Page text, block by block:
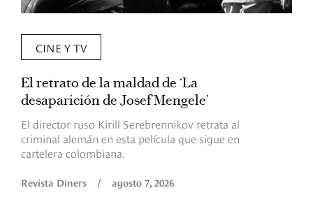
CINE Y TV
El retrato de la maldad de ‘La
desaparición de Josef Mengele’
El director ruso Kirill Serebrennikov retrata al
criminal alemán en esta película que sigue en
cartelera colombiana.
Revista Diners / agosto 7, 2026